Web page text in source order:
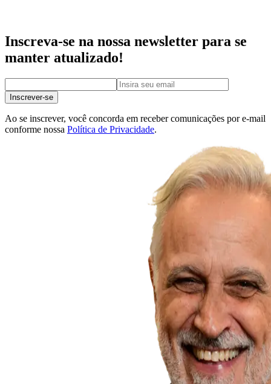
Inscreva-se na nossa newsletter para se
manter atualizado!
Inscrever-se
Ao se inscrever, você concorda em receber comunicações por e-mail
conforme nossa Política de Privacidade.